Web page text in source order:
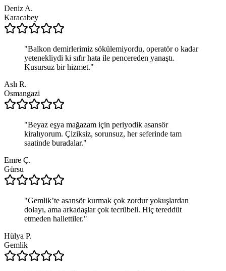
Deniz A.
Karacabey
"Balkon demirlerimiz sökülemiyordu, operatör o kadar
yetenekliydi ki sıfır hata ile pencereden yanaştı.
Kusursuz bir hizmet."
Aslı R.
Osmangazi
"Beyaz eşya mağazam için periyodik asansör
kiralıyorum. Çiziksiz, sorunsuz, her seferinde tam
saatinde buradalar."
Emre Ç.
Gürsu
"Gemlik’te asansör kurmak çok zordur yokuşlardan
dolayı, ama arkadaşlar çok tecrübeli. Hiç tereddüt
etmeden hallettiler."
Hülya P.
Gemlik